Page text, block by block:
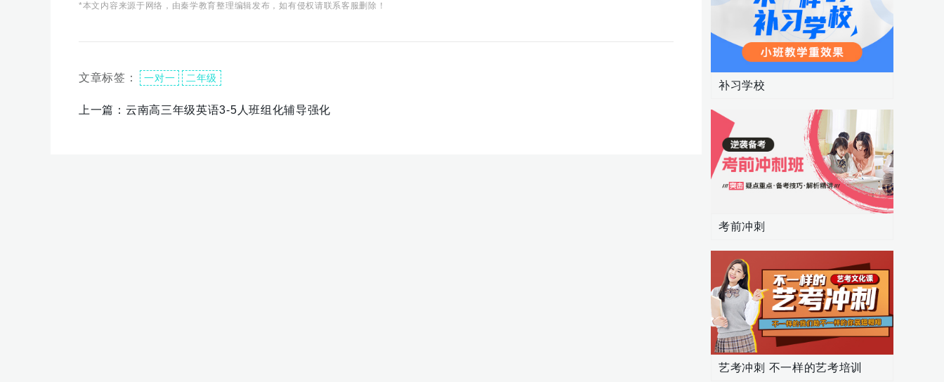
*本文内容来源于网络，由秦学教育整理编辑发布，如有侵权请联系客服删除！
文章标签： 一对一 二年级
上一篇： 云南高三年级英语3-5人班组化辅导强化
补习学校
考前冲刺
艺考冲刺 不一样的艺考培训